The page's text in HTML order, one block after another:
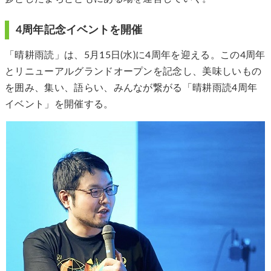
4周年記念イベントを開催
「晴耕雨読」は、5月15日(水)に4周年を迎える。この4周年
とリニューアルグランドオープンを記念し、美味しいもの
を囲み、集い、語らい、みんなが繋がる「晴耕雨読4周年
イベント」を開催する。